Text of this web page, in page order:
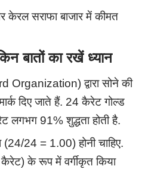
केरल सराफा बाजार में कीमत
बातों का रखें ध्यान
द्वारा सोने की
दिए जाते हैं. 24 कैरेट गोल्ड
लगभग 91% शुद्धता होती है.
24 = 1.00) होनी चाहिए.
के रूप में वर्गीकृत किया